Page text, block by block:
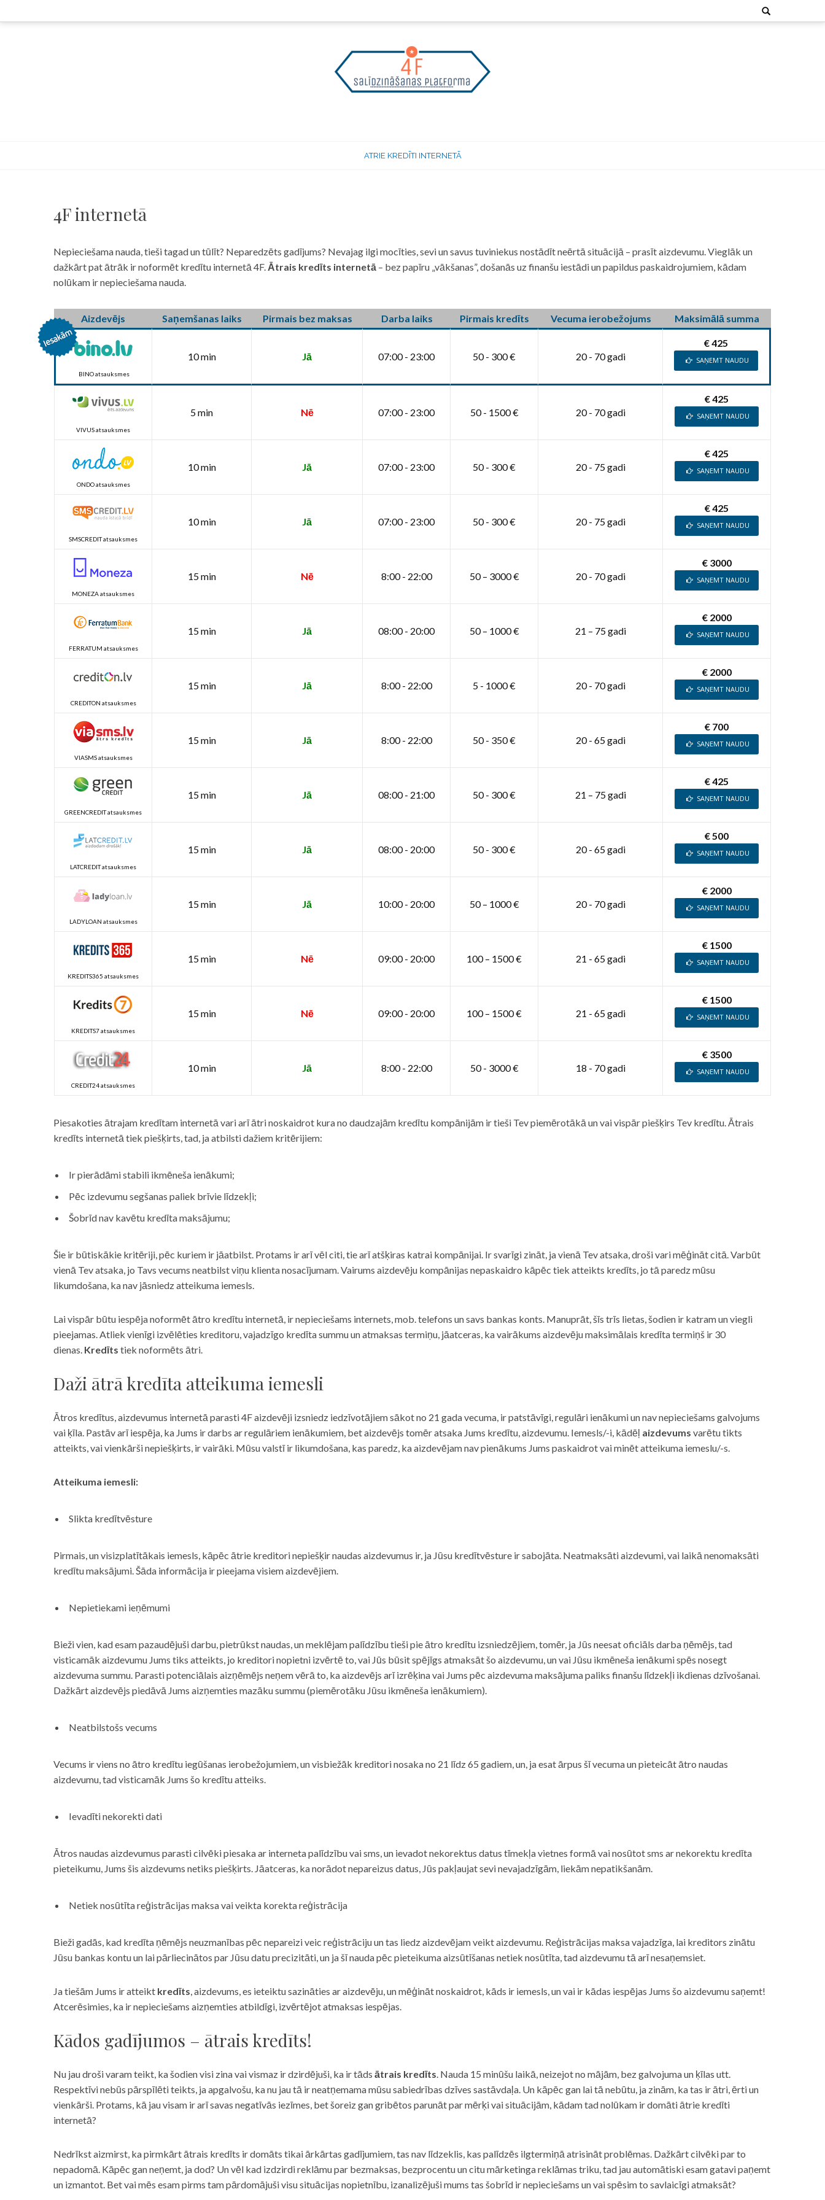
to
Search
for:
ATRIE KREDĪTI INTERNETĀ
4F internetā
Nepieciešama nauda, tieši tagad un tūlīt? Neparedzēts gadījums? Nevajag ilgi mocīties, sevi un savus tuviniekus nostādīt neērtā situācijā – prasīt aizdevumu. Vieglāk un
dažkārt pat ātrāk ir noformēt kredītu internetā 4F. Ātrais kredīts internetā – bez papīru „vākšanas”, došanās uz finanšu iestādi un papildus paskaidrojumiem, kādam
nolūkam ir nepieciešama nauda.
Aizdevējs Saņemšanas laiks Pirmais bez maksas Darba laiks Pirmais kredīts Vecuma ierobežojums Maksimālā summa
BINO atsauksmes
10 min Jā 07:00 - 23:00 50 - 300 € 20 - 70 gadi
€ 425
SAŅEMT NAUDU
VIVUS atsauksmes
5 min Nē 07:00 - 23:00 50 - 1500 € 20 - 70 gadi
€ 425
SAŅEMT NAUDU
ONDO atsauksmes
10 min Jā 07:00 - 23:00 50 - 300 € 20 - 75 gadi
€ 425
SAŅEMT NAUDU
SMSCREDIT atsauksmes
10 min Jā 07:00 - 23:00 50 - 300 € 20 - 75 gadi
€ 425
SAŅEMT NAUDU
MONEZA atsauksmes
15 min Nē 8:00 - 22:00 50 – 3000 € 20 - 70 gadi
€ 3000
SAŅEMT NAUDU
FERRATUM atsauksmes
15 min Jā 08:00 - 20:00 50 – 1000 € 21 – 75 gadi
€ 2000
SAŅEMT NAUDU
CREDITON atsauksmes
15 min Jā 8:00 - 22:00 5 - 1000 € 20 - 70 gadi
€ 2000
SAŅEMT NAUDU
VIASMS atsauksmes
15 min Jā 8:00 - 22:00 50 - 350 € 20 - 65 gadi
€ 700
SAŅEMT NAUDU
GREENCREDIT atsauksmes
15 min Jā 08:00 - 21:00 50 - 300 € 21 – 75 gadi
€ 425
SAŅEMT NAUDU
LATCREDIT atsauksmes
15 min Jā 08:00 - 20:00 50 - 300 € 20 - 65 gadi
€ 500
SAŅEMT NAUDU
LADYLOAN atsauksmes
15 min Jā 10:00 - 20:00 50 – 1000 € 20 - 70 gadi
€ 2000
SAŅEMT NAUDU
KREDITS365 atsauksmes
15 min Nē 09:00 - 20:00 100 – 1500 € 21 - 65 gadi
€ 1500
SAŅEMT NAUDU
KREDITS7 atsauksmes
15 min Nē 09:00 - 20:00 100 – 1500 € 21 - 65 gadi
€ 1500
SAŅEMT NAUDU
CREDIT24 atsauksmes
10 min Jā 8:00 - 22:00 50 - 3000 € 18 - 70 gadi
€ 3500
SAŅEMT NAUDU
Piesakoties ātrajam kredītam internetā vari arī ātri noskaidrot kura no daudzajām kredītu kompānijām ir tieši Tev piemērotākā un vai vispār piešķirs Tev kredītu. Ātrais
kredīts internetā tiek piešķirts, tad, ja atbilsti dažiem kritērijiem:
Ir pierādāmi stabili ikmēneša ienākumi;
Pēc izdevumu segšanas paliek brīvie līdzekļi;
Šobrīd nav kavētu kredīta maksājumu;
Šie ir būtiskākie kritēriji, pēc kuriem ir jāatbilst. Protams ir arī vēl citi, tie arī atšķiras katrai kompānijai. Ir svarīgi zināt, ja vienā Tev atsaka, droši vari mēģināt citā. Varbūt
vienā Tev atsaka, jo Tavs vecums neatbilst viņu klienta nosacījumam. Vairums aizdevēju kompānijas nepaskaidro kāpēc tiek atteikts kredīts, jo tā paredz mūsu
likumdošana, ka nav jāsniedz atteikuma iemesls.
Lai vispār būtu iespēja noformēt ātro kredītu internetā, ir nepieciešams internets, mob. telefons un savs bankas konts. Manuprāt, šīs trīs lietas, šodien ir katram un viegli
pieejamas. Atliek vienīgi izvēlēties kreditoru, vajadzīgo kredīta summu un atmaksas termiņu, jāatceras, ka vairākums aizdevēju maksimālais kredīta termiņš ir 30
dienas. Kredīts tiek noformēts ātri.
Daži ātrā kredīta atteikuma iemesli
Ātros kredītus, aizdevumus internetā parasti 4F aizdevēji izsniedz iedzīvotājiem sākot no 21 gada vecuma, ir patstāvīgi, regulāri ienākumi un nav nepieciešams galvojums
vai ķīla. Pastāv arī iespēja, ka Jums ir darbs ar regulāriem ienākumiem, bet aizdevējs tomēr atsaka Jums kredītu, aizdevumu. Iemesls/-i, kādēļ aizdevums varētu tikts
atteikts, vai vienkārši nepiešķirts, ir vairāki. Mūsu valstī ir likumdošana, kas paredz, ka aizdevējam nav pienākums Jums paskaidrot vai minēt atteikuma iemeslu/-s.
Atteikuma iemesli:
Slikta kredītvēsture
Pirmais, un visizplatītākais iemesls, kāpēc ātrie kreditori nepiešķir naudas aizdevumus ir, ja Jūsu kredītvēsture ir sabojāta. Neatmaksāti aizdevumi, vai laikā nenomaksāti
kredītu maksājumi. Šāda informācija ir pieejama visiem aizdevējiem.
Nepietiekami ieņēmumi
Bieži vien, kad esam pazaudējuši darbu, pietrūkst naudas, un meklējam palīdzību tieši pie ātro kredītu izsniedzējiem, tomēr, ja Jūs neesat oficiāls darba ņēmējs, tad
visticamāk aizdevumu Jums tiks atteikts, jo kreditori nopietni izvērtē to, vai Jūs būsit spējīgs atmaksāt šo aizdevumu, un vai Jūsu ikmēneša ienākumi spēs nosegt
aizdevuma summu. Parasti potenciālais aizņēmējs neņem vērā to, ka aizdevējs arī izrēķina vai Jums pēc aizdevuma maksājuma paliks finanšu līdzekļi ikdienas dzīvošanai.
Dažkārt aizdevējs piedāvā Jums aizņemties mazāku summu (piemērotāku Jūsu ikmēneša ienākumiem).
Neatbilstošs vecums
Vecums ir viens no ātro kredītu iegūšanas ierobežojumiem, un visbiežāk kreditori nosaka no 21 līdz 65 gadiem, un, ja esat ārpus šī vecuma un pieteicāt ātro naudas
aizdevumu, tad visticamāk Jums šo kredītu atteiks.
Ievadīti nekorekti dati
Ātros naudas aizdevumus parasti cilvēki piesaka ar interneta palīdzību vai sms, un ievadot nekorektus datus tīmekļa vietnes formā vai nosūtot sms ar nekorektu kredīta
pieteikumu, Jums šis aizdevums netiks piešķirts. Jāatceras, ka norādot nepareizus datus, Jūs pakļaujat sevi nevajadzīgām, liekām nepatikšanām.
Netiek nosūtīta reģistrācijas maksa vai veikta korekta reģistrācija
Bieži gadās, kad kredīta ņēmējs neuzmanības pēc nepareizi veic reģistrāciju un tas liedz aizdevējam veikt aizdevumu. Reģistrācijas maksa vajadzīga, lai kreditors zinātu
Jūsu bankas kontu un lai pārliecinātos par Jūsu datu precizitāti, un ja šī nauda pēc pieteikuma aizsūtīšanas netiek nosūtīta, tad aizdevumu tā arī nesaņemsiet.
Ja tiešām Jums ir atteikt kredīts, aizdevums, es ieteiktu sazināties ar aizdevēju, un mēģināt noskaidrot, kāds ir iemesls, un vai ir kādas iespējas Jums šo aizdevumu saņemt!
Atcerēsimies, ka ir nepieciešams aizņemties atbildīgi, izvērtējot atmaksas iespējas.
Kādos gadījumos – ātrais kredīts!
Nu jau droši varam teikt, ka šodien visi zina vai vismaz ir dzirdējuši, ka ir tāds ātrais kredīts. Nauda 15 minūšu laikā, neizejot no mājām, bez galvojuma un ķīlas utt.
Respektīvi nebūs pārspīlēti teikts, ja apgalvošu, ka nu jau tā ir neatņemama mūsu sabiedrības dzīves sastāvdaļa. Un kāpēc gan lai tā nebūtu, ja zinām, ka tas ir ātri, ērti un
vienkārši. Protams, kā jau visam ir arī savas negatīvās iezīmes, bet šoreiz gan gribētos parunāt par mērķi vai situācijām, kādam tad nolūkam ir domāti ātrie kredīti
internetā?
Nedrīkst aizmirst, ka pirmkārt ātrais kredīts ir domāts tikai ārkārtas gadījumiem, tas nav līdzeklis, kas palīdzēs ilgtermiņā atrisināt problēmas. Dažkārt cilvēki par to
nepadomā. Kāpēc gan neņemt, ja dod? Un vēl kad izdzirdi reklāmu par bezmaksas, bezprocentu un citu mārketinga reklāmas triku, tad jau automātiski esam gatavi paņemt
un izmantot. Bet vai mēs esam pirms tam pārdomājuši visu situācijas nopietnību, izanalizējuši mums tas šobrīd ir nepieciešams un vai spēsim to savlaicīgi atmaksāt?